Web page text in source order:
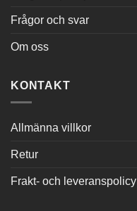
Frågor och svar
Om oss
KONTAKT
Allmänna villkor
Retur
Frakt- och leveranspolicy